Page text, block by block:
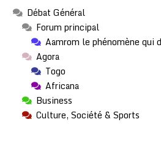
Débat Général
Forum principal
Aamrom le phénomène qui
Agora
Togo
Africana
Business
Culture, Société & Sports